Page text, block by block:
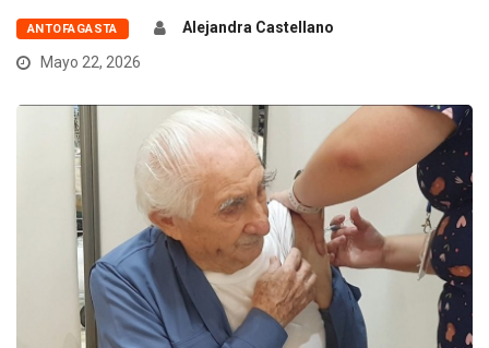
ANTOFAGASTA
Alejandra Castellano
Mayo 22, 2026